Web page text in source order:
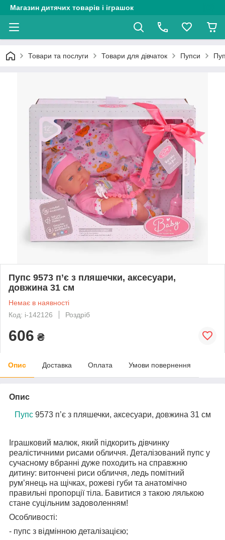
Магазин дитячих товарів і іграшок
Товари та послуги Товари для дівчаток Пупси
Пупс 9573 п’є з пляшечки, аксесуари,
довжина 31 см
Немає в наявності
Код: i-142126
Роздріб
606 ₴
Опис Доставка Оплата Умови повернення
Опис
Пупс9573 п’є з пляшечки, аксесуари, довжина 31 см
Іграшковий малюк, який підкорить дівчинку
реалістичними рисами обличчя. Деталізований пупс у
сучасному вбранні дуже походить на справжню
дитину: витончені риси обличчя, ледь помітний
рум’янець на щічках, рожеві губи та анатомічно
правильні пропорції тіла. Бавитися з такою лялькою
стане суцільним задоволенням!
Особливості:
- пупс з відмінною деталізацією;